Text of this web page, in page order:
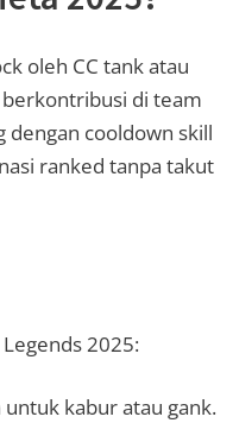
oleh CC tank atau
berkontribusi di team
cooldown skill
ranked tanpa takut
2025:
kabur atau gank.